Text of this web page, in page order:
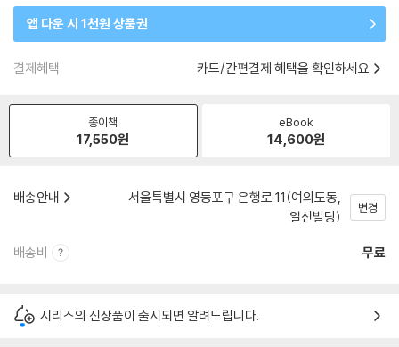
앱 다운 시 1천원 상품권
결제혜택 카드/간편결제 혜택을 확인하세요
종이책
17,550원
eBook
14,600원
배송안내
서울특별시 영등포구 은행로 11(여의도동,
일신빌딩)
변경
배송비 무료
시리즈의 신상품이 출시되면 알려드립니다.